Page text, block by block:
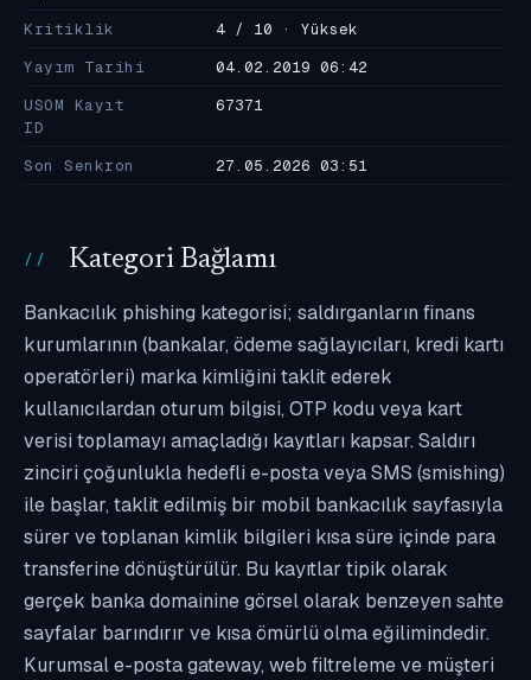
Kritiklik
4 / 10 · Yüksek
Yayım Tarihi
04.02.2019 06:42
USOM Kayıt
ID
67371
Son Senkron 27.05.2026 03:51
Kategori Bağlamı
Bankacılık phishing kategorisi; saldırganların finans
kurumlarının (bankalar, ödeme sağlayıcıları, kredi kartı
operatörleri) marka kimliğini taklit ederek
kullanıcılardan oturum bilgisi, OTP kodu veya kart
verisi toplamayı amaçladığı kayıtları kapsar. Saldırı
zinciri çoğunlukla hedefli e-posta veya SMS (smishing)
ile başlar, taklit edilmiş bir mobil bankacılık sayfasıyla
sürer ve toplanan kimlik bilgileri kısa süre içinde para
transferine dönüştürülür. Bu kayıtlar tipik olarak
gerçek banka domainine görsel olarak benzeyen sahte
sayfalar barındırır ve kısa ömürlü olma eğilimindedir.
Kurumsal e-posta gateway, web filtreleme ve müşteri